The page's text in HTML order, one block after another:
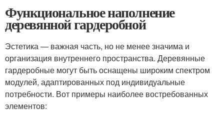
Функциональное наполнение
деревянной гардеробной
Эстетика — важная часть, но не менее значима и
организация внутреннего пространства. Деревянные
гардеробные могут быть оснащены широким спектром
модулей, адаптированных под индивидуальные
потребности. Вот примеры наиболее востребованных
элементов: